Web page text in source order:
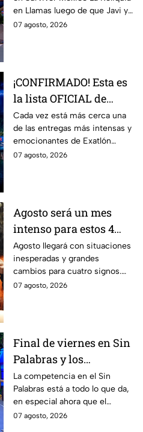
Rey Grupero habla de
su salida
en Llamas luego de que Javi y
Sebastián tuvieran que
07 agosto, 2026
¡CONFIRMADO! Esta es
la lista OFICIAL de
todos los atletas que
estarán en la décima
temporada de Exatlón
México
Cada vez está más cerca una
de las entregas más intensas y
emocionantes de Exatlón
México.
07 agosto, 2026
Agosto será un mes
intenso para estos 4
signos del zodiaco
Agosto llegará con situaciones
inesperadas y grandes
cambios para cuatro signos.
Aunque el mes será intenso,
07 agosto, 2026
Final de viernes en Sin
Palabras y los
conductores lo dieron
todo por la victoria
La competencia en el Sin
Palabras está a todo lo que da,
en especial ahora que el
Pueblo lleva una ventaja
07 agosto, 2026